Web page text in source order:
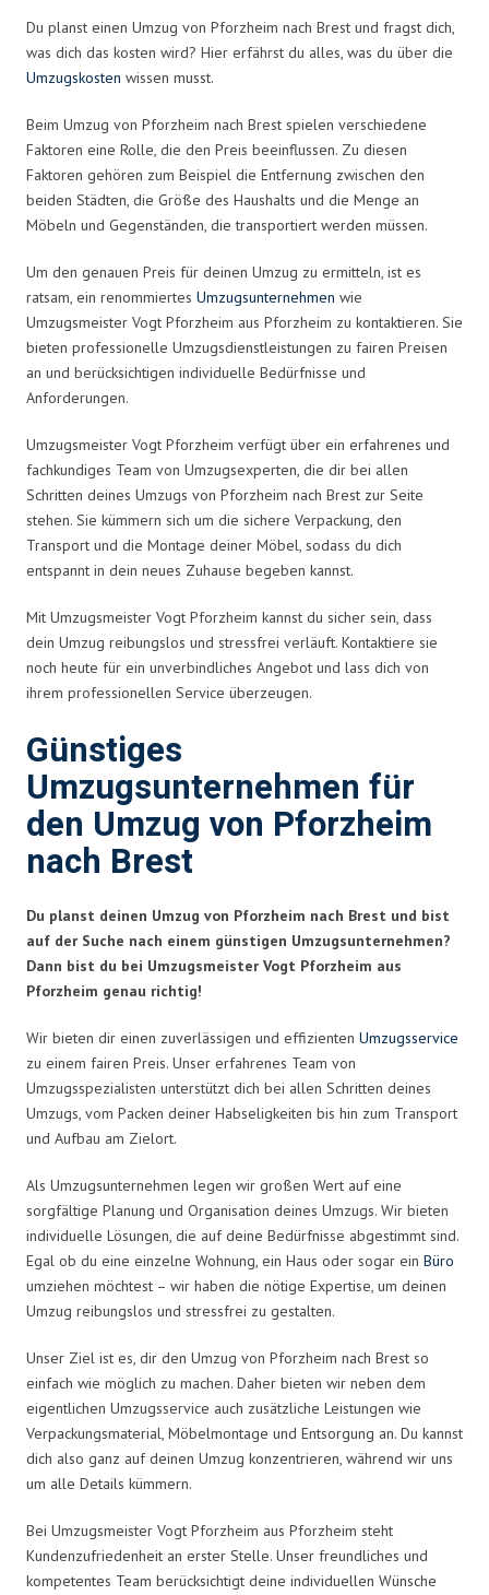
Du planst einen Umzug von Pforzheim nach Brest und fragst dich,
was dich das kosten wird? Hier erfährst du alles, was du über die
Umzugskosten wissen musst.
Beim Umzug von Pforzheim nach Brest spielen verschiedene
Faktoren eine Rolle, die den Preis beeinflussen. Zu diesen
Faktoren gehören zum Beispiel die Entfernung zwischen den
beiden Städten, die Größe des Haushalts und die Menge an
Möbeln und Gegenständen, die transportiert werden müssen.
Um den genauen Preis für deinen Umzug zu ermitteln, ist es
ratsam, ein renommiertes Umzugsunternehmen wie
Umzugsmeister Vogt Pforzheim aus Pforzheim zu kontaktieren. Sie
bieten professionelle Umzugsdienstleistungen zu fairen Preisen
an und berücksichtigen individuelle Bedürfnisse und
Anforderungen.
Umzugsmeister Vogt Pforzheim verfügt über ein erfahrenes und
fachkundiges Team von Umzugsexperten, die dir bei allen
Schritten deines Umzugs von Pforzheim nach Brest zur Seite
stehen. Sie kümmern sich um die sichere Verpackung, den
Transport und die Montage deiner Möbel, sodass du dich
entspannt in dein neues Zuhause begeben kannst.
Mit Umzugsmeister Vogt Pforzheim kannst du sicher sein, dass
dein Umzug reibungslos und stressfrei verläuft. Kontaktiere sie
noch heute für ein unverbindliches Angebot und lass dich von
ihrem professionellen Service überzeugen.
Günstiges
Umzugsunternehmen für
den Umzug von Pforzheim
nach Brest
Du planst deinen Umzug von Pforzheim nach Brest und bist
auf der Suche nach einem günstigen Umzugsunternehmen?
Dann bist du bei Umzugsmeister Vogt Pforzheim aus
Pforzheim genau richtig!
Wir bieten dir einen zuverlässigen und effizienten Umzugsservice
zu einem fairen Preis. Unser erfahrenes Team von
Umzugsspezialisten unterstützt dich bei allen Schritten deines
Umzugs, vom Packen deiner Habseligkeiten bis hin zum Transport
und Aufbau am Zielort.
Als Umzugsunternehmen legen wir großen Wert auf eine
sorgfältige Planung und Organisation deines Umzugs. Wir bieten
individuelle Lösungen, die auf deine Bedürfnisse abgestimmt sind.
Egal ob du eine einzelne Wohnung, ein Haus oder sogar ein Büro
umziehen möchtest – wir haben die nötige Expertise, um deinen
Umzug reibungslos und stressfrei zu gestalten.
Unser Ziel ist es, dir den Umzug von Pforzheim nach Brest so
einfach wie möglich zu machen. Daher bieten wir neben dem
eigentlichen Umzugsservice auch zusätzliche Leistungen wie
Verpackungsmaterial, Möbelmontage und Entsorgung an. Du kannst
dich also ganz auf deinen Umzug konzentrieren, während wir uns
um alle Details kümmern.
Bei Umzugsmeister Vogt Pforzheim aus Pforzheim steht
Kundenzufriedenheit an erster Stelle. Unser freundliches und
kompetentes Team berücksichtigt deine individuellen Wünsche